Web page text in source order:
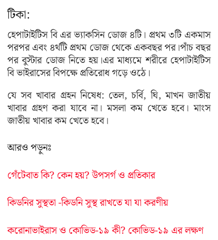
টিকা:
হেপাটাইটিস বি এর ভ্যাকসিন ডোজ ৪টি। প্রথম ৩টি একমাস
পরপর এবং ৪র্থটি প্রথম ডোজ থেকে একবছর পর।পাঁচ বছর
পর বুস্টার ডোজ নিতে হয়।এর মাধ্যমে শরীরে হেপাটাইটিস
বি ভাইরাসের বিপক্ষে প্রতিরোধ গড়ে ওঠে।
যে সব খাবার গ্রহন নিষেধ: তেল, চর্বি, ঘি, মাখন জাতীয়
খাবার গ্রহণ করা যাবে না। মসলা কম খেতে হবে। মাংস
জাতীয় খাবার কম খেতে হবে।
আরও পড়ুনঃ
গেঁটেবাত কি? কেন হয়? উপসর্গ ও প্রতিকার
কিডনির সুস্থতা -কিডনি সুস্থ রাখতে যা যা করণীয়
করোনাভাইরাস ও কোভিড-১৯ কী? কোভিড-১৯ এর লক্ষণ